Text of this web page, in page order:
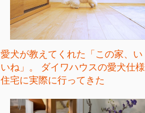
愛犬が教えてくれた「この家、い
いね」。 ダイワハウスの愛犬仕様
住宅に実際に行ってきた